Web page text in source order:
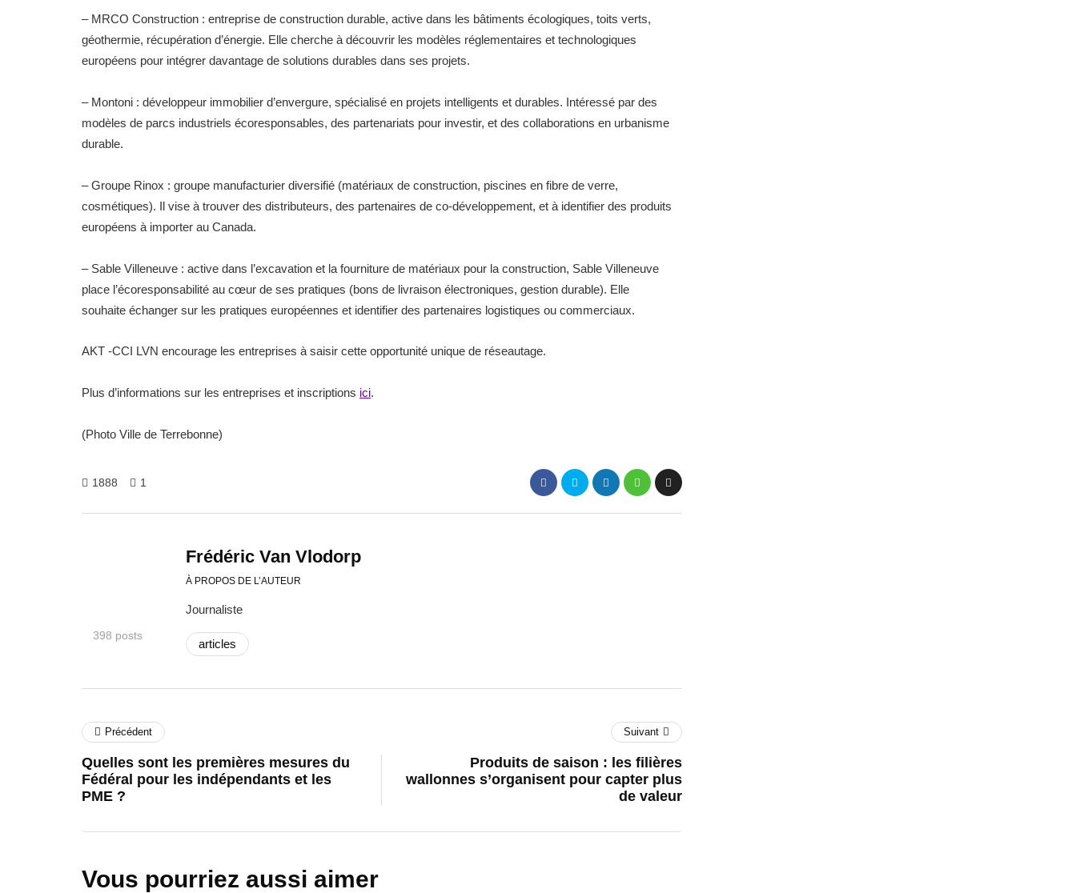
– MRCO Construction : entreprise de construction durable, active dans les bâtiments écologiques, toits verts,
géothermie, récupération d’énergie. Elle cherche à découvrir les modèles réglementaires et technologiques
européens pour intégrer davantage de solutions durables dans ses projets.
– Montoni : développeur immobilier d’envergure, spécialisé en projets intelligents et durables. Intéressé par des
modèles de parcs industriels écoresponsables, des partenariats pour investir, et des collaborations en urbanisme
durable.
– Groupe Rinox : groupe manufacturier diversifié (matériaux de construction, piscines en fibre de verre,
cosmétiques). Il vise à trouver des distributeurs, des partenaires de co-développement, et à identifier des produits
européens à importer au Canada.
– Sable Villeneuve : active dans l’excavation et la fourniture de matériaux pour la construction, Sable Villeneuve
place l’écoresponsabilité au cœur de ses pratiques (bons de livraison électroniques, gestion durable). Elle
souhaite échanger sur les pratiques européennes et identifier des partenaires logistiques ou commerciaux.
AKT -CCI LVN encourage les entreprises à saisir cette opportunité unique de réseautage.
Plus d’informations sur les entreprises et inscriptions ici.
(Photo Ville de Terrebonne)
1888 1
398 posts
Frédéric Van Vlodorp
À PROPOS DE L’AUTEUR
Journaliste
articles
Précédent
Quelles sont les premières mesures du
Fédéral pour les indépendants et les
PME ?
Suivant
Produits de saison : les filières
wallonnes s’organisent pour capter plus
de valeur
Vous pourriez aussi aimer